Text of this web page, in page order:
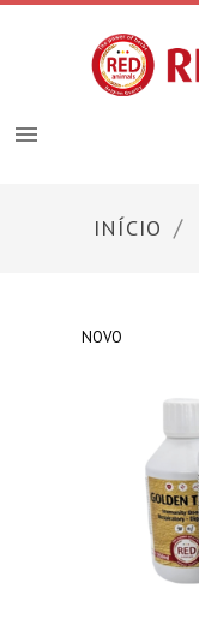

INÍCIO
NOVO